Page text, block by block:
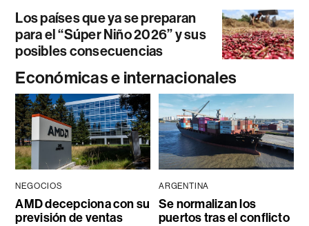
Los países que ya se preparan
para el “Súper Niño 2026” y sus
posibles consecuencias
Económicas e internacionales
NEGOCIOS
AMD decepciona con su
previsión de ventas
ARGENTINA
Se normalizan los
puertos tras el conflicto